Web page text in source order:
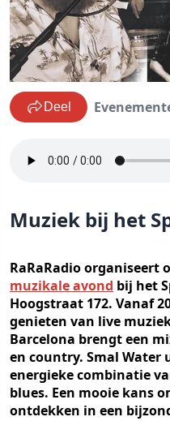
Deel
Muziek bij het
RaRaRadio organiseert
muzikale avond bij het
Hoogstraat 172. Vanaf
genieten van live
Barcelona brengt een
en country. Smal Water
energieke combinatie
blues. Een mooie kans
ontdekken in een